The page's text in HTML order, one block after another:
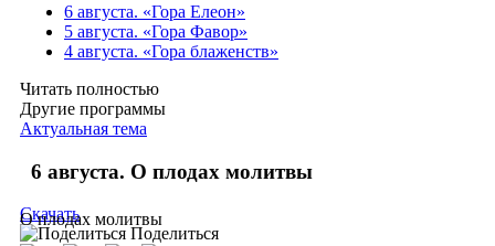
6 августа. «Гора Елеон»
5 августа. «Гора Фавор»
4 августа. «Гора блаженств»
Читать полностью
Другие программы
Актуальная тема
6 августа. О плодах молитвы
О плодах молитвы
Скачать
Поделиться